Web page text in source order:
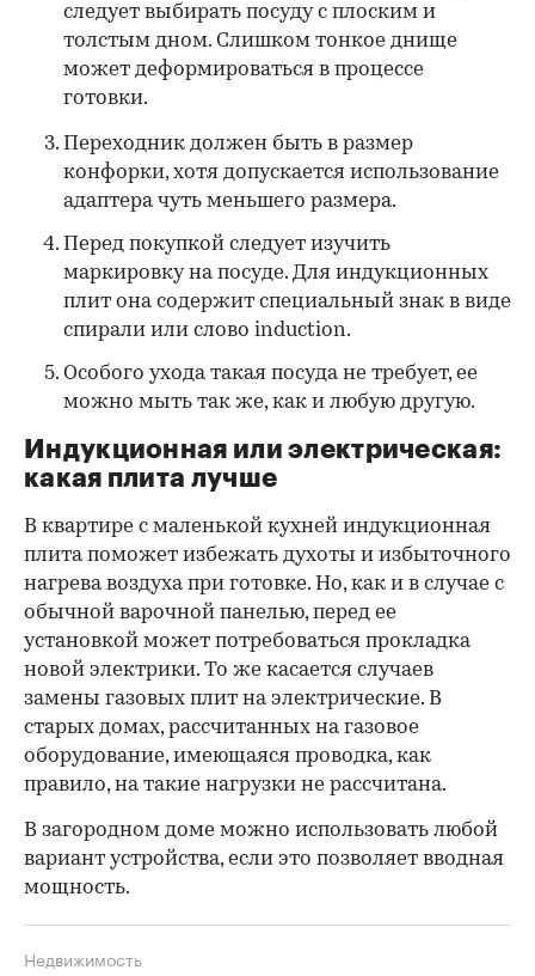
следует выбирать посуду с плоским и
толстым дном. Слишком тонкое днище
может деформироваться в процессе
готовки.
Переходник должен быть в размер
конфорки, хотя допускается использование
адаптера чуть меньшего размера.
Перед покупкой следует изучить
маркировку на посуде. Для индукционных
плит она содержит специальный знак в виде
спирали или слово induction.
Особого ухода такая посуда не требует, ее
можно мыть так же, как и любую другую.
Индукционная или электрическая:
какая плита лучше
В квартире с маленькой кухней индукционная
плита поможет избежать духоты и избыточного
нагрева воздуха при готовке. Но, как и в случае с
обычной варочной панелью, перед ее
установкой может потребоваться прокладка
новой электрики. То же касается случаев
замены газовых плит на электрические. В
старых домах, рассчитанных на газовое
оборудование, имеющаяся проводка, как
правило, на такие нагрузки не рассчитана.
В загородном доме можно использовать любой
вариант устройства, если это позволяет вводная
мощность.
Недвижимость